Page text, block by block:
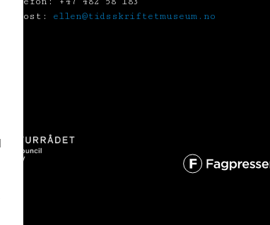
E-post: ellen@tidsskriftetmuseum.no